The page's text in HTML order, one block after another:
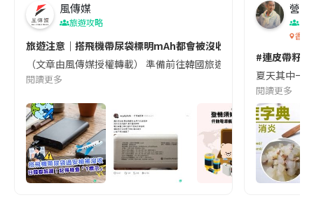
風傳媒
旅遊攻略
旅遊注意｜搭飛機帶尿袋標明mAh都會被沒收😱出發前切記檢查
（文章由風傳媒授權轉載） 準備前往韓國旅遊的民眾，近期要
閱讀更多
營養
香港
#連皮帶籽
夏天其中一
閱讀更多